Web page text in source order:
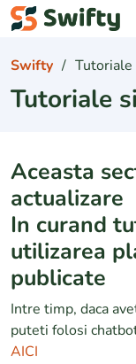
Swifty Tutoriale
Tutoriale
Aceasta
actualizare
In curand
utilizarea
publicate
Intre timp, daca
puteti folosi
AICI